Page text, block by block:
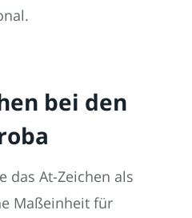
bei den
das At-Zeichen als
Maßeinheit für